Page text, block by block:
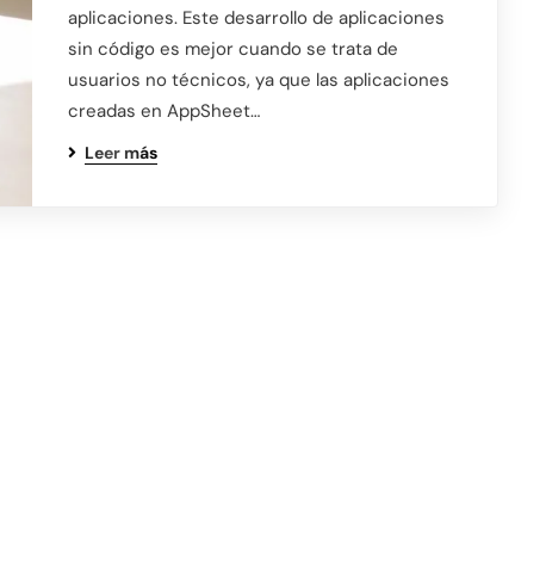
aplicaciones. Este desarrollo de aplicaciones
sin código es mejor cuando se trata de
usuarios no técnicos, ya que las aplicaciones
creadas en AppSheet…
Leer más